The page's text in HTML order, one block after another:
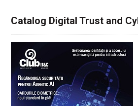
Catalog Digital Trust and